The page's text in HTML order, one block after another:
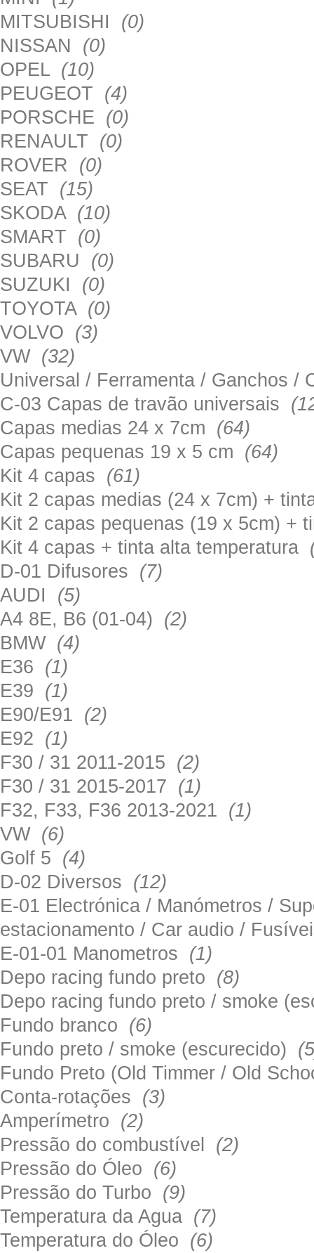
MITSUBISHI (0)
NISSAN (0)
OPEL (10)
PEUGEOT (4)
PORSCHE (0)
RENAULT (0)
ROVER (0)
SEAT (15)
SKODA (10)
SMART (0)
SUBARU (0)
SUZUKI (0)
TOYOTA (0)
VOLVO (3)
VW (32)
Universal / Ferramenta / Ganchos
C-03 Capas de travão universais
Capas medias 24 x 7cm (64)
Capas pequenas 19 x 5 cm (64)
Kit 4 capas (61)
Kit 2 capas medias (24 x 7cm) +
Kit 2 capas pequenas (19 x 5cm) +
Kit 4 capas + tinta alta temperatura
D-01 Difusores (7)
AUDI (5)
A4 8E, B6 (01-04) (2)
BMW (4)
E36 (1)
E39 (1)
E90/E91 (2)
E92 (1)
F30 / 31 2011-2015 (2)
F30 / 31 2015-2017 (1)
F32, F33, F36 2013-2021 (1)
VW (6)
Golf 5 (4)
D-02 Diversos (12)
E-01 Electrónica / Manómetros /
estacionamento / Car audio /
E-01-01 Manometros (1)
Depo racing fundo preto (8)
Depo racing fundo preto / smoke
Fundo branco (6)
Fundo preto / smoke (escurecido)
Fundo Preto (Old Timmer / Old
Conta-rotações (3)
Amperímetro (2)
Pressão do combustível (2)
Pressão do Óleo (6)
Pressão do Turbo (9)
Temperatura da Agua (7)
Temperatura do Óleo (6)